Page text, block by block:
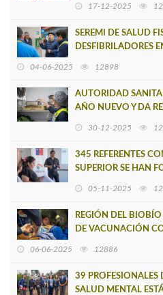
17-12-2025
SEREMI DE SALUD
DESFIBRILADORES
04-06-2025 12898
AUTORIDAD
AÑO NUEVO Y DA
30-12-2025
345 REFERENTES
SUPERIOR SE HAN
05-11-2025
REGIÓN DEL
DE VACUNACIÓN
06-06-2025 12886
39 PROFESIONALES
SALUD MENTAL